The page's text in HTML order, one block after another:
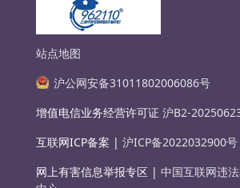
站点地图
沪公网安备31011802006086号
增值电信业务经营许可证 沪B2-
互联网ICP备案 | 沪ICP备2022032900号
网上有害信息举报专区 | 中国互联网违